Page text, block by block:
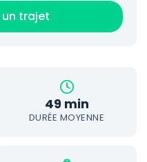
un trajet
49 min
DURÉE MOYENNE